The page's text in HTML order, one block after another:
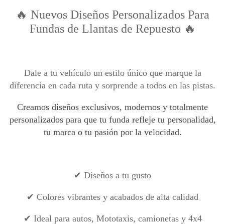
🔥 Nuevos Diseños Personalizados Para
Fundas de Llantas de Repuesto 🔥
Dale a tu vehículo un estilo único que marque la
diferencia en cada ruta y sorprende a todos en las pistas.
Creamos diseños exclusivos, modernos y totalmente
personalizados para que tu funda refleje tu personalidad,
tu marca o tu pasión por la velocidad.
✔ Diseños a tu gusto
✔ Colores vibrantes y acabados de alta calidad
✔ Ideal para autos, Mototaxis, camionetas y 4x4